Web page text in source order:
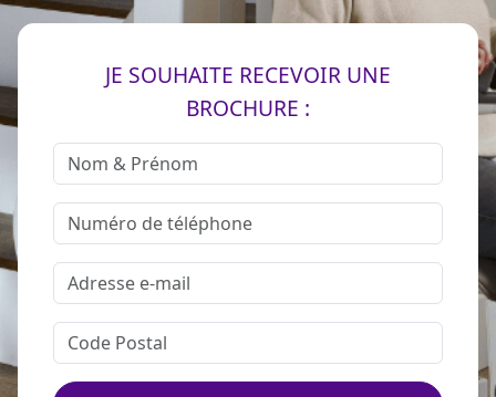
JE SOUHAITE RECEVOIR UNE
BROCHURE :